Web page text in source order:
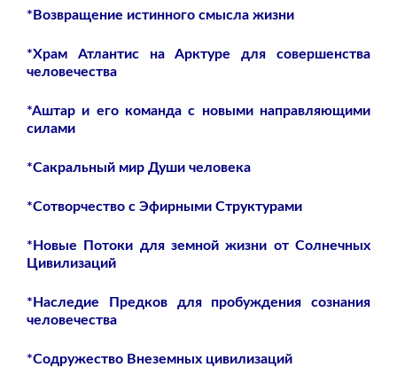
*Возвращение истинного смысла жизни
*Храм Атлантис на Арктуре для совершенства
человечества
*Аштар и его команда с новыми направляющими
силами
*Сакральный мир Души человека
*Сотворчество с Эфирными Структурами
*Новые Потоки для земной жизни от Солнечных
Цивилизаций
*Наследие Предков для пробуждения сознания
человечества
*Содружество Внеземных цивилизаций